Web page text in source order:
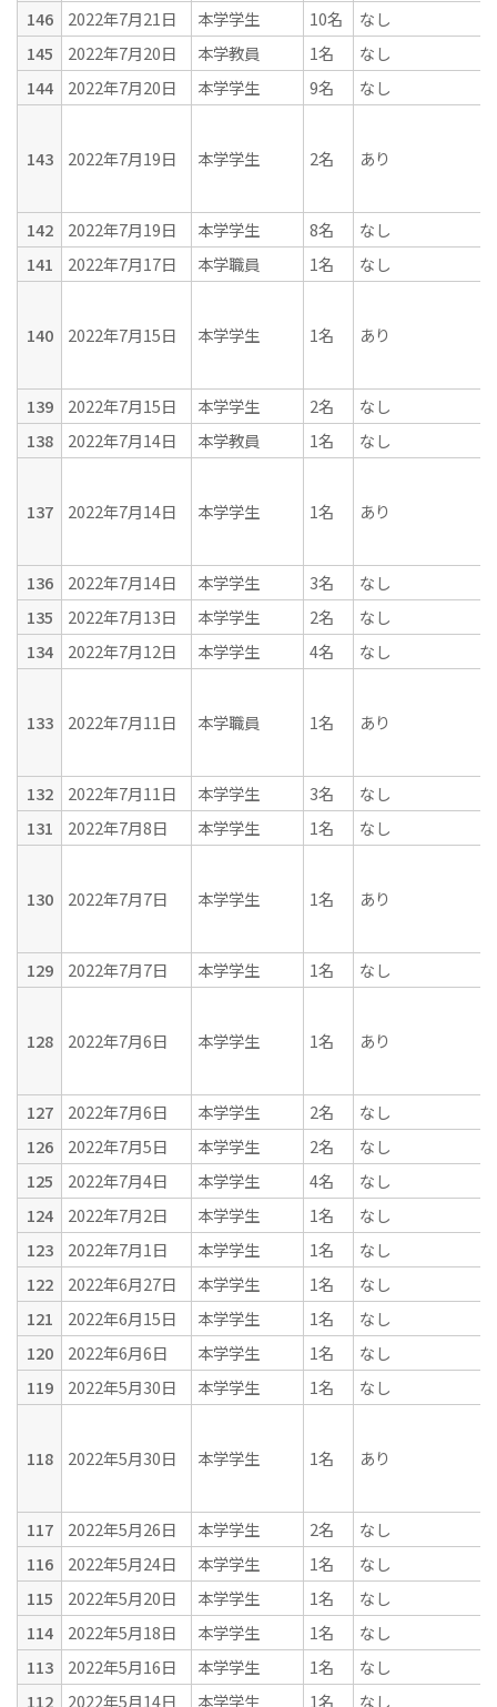
146
2022年7月21日 本学学生 10名
なし
145
2022年7月20日 本学教員 1名
なし
144
2022年7月20日 本学学生 9名 なし
143 2022年7月19日 本学学生 2名 あり
142 2022年7月19日 本学学生 8名
なし
141
2022年7月17日 本学職員 1名 なし
140 2022年7月15日 本学学生 1名 あり
139 2022年7月15日 本学学生 2名
なし
138
2022年7月14日 本学教員 1名 なし
137 2022年7月14日 本学学生 1名 あり
136 2022年7月14日 本学学生 3名
なし
135
2022年7月13日 本学学生 2名
なし
134
2022年7月12日 本学学生 4名 なし
133 2022年7月11日 本学職員 1名 あり
132 2022年7月11日 本学学生 3名
なし
131
2022年7月8日 本学学生 1名 なし
130 2022年7月7日 本学学生 1名 あり
129 2022年7月7日 本学学生 1名 なし
128 2022年7月6日 本学学生 1名 あり
127 2022年7月6日 本学学生 2名
なし
126
2022年7月5日 本学学生 2名
なし
125
2022年7月4日 本学学生 4名
なし
124
2022年7月2日 本学学生 1名
なし
123
2022年7月1日 本学学生 1名
なし
122
2022年6月27日 本学学生 1名
なし
121
2022年6月15日 本学学生 1名
なし
120
2022年6月6日 本学学生 1名
なし
119
2022年5月30日 本学学生 1名 なし
118 2022年5月30日 本学学生 1名 あり
117 2022年5月26日 本学学生 2名
なし
116
2022年5月24日 本学学生 1名
なし
115
2022年5月20日 本学学生 1名
なし
114
2022年5月18日 本学学生 1名
なし
113
2022年5月16日 本学学生 1名
なし
112
2022年5月14日 本学学生 1名 なし